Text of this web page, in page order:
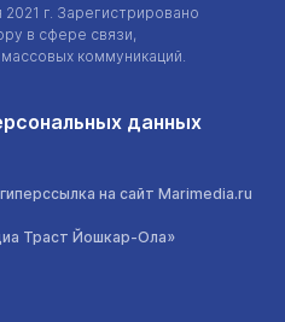
2021 г. Зарегистрировано
в сфере связи,
коммуникаций.
данных
на сайт Marimedia.ru
Траст Йошкар-Ола»